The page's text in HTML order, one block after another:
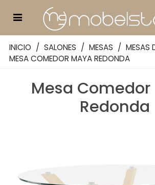
INICIO / SALONES / MESAS / MESAS
MESA COMEDOR MAYA REDONDA
Mesa
Redonda